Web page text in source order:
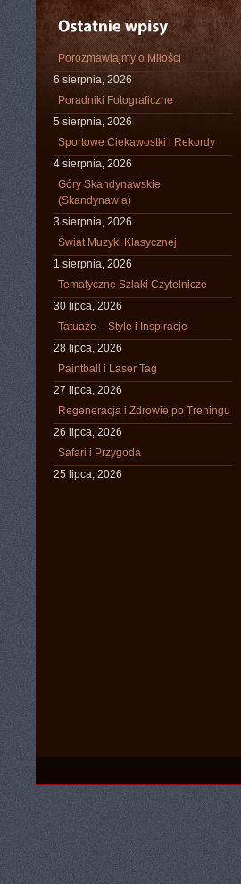
Porozmawiajmy o Miłości
6 sierpnia, 2026
Poradniki Fotograficzne
5 sierpnia, 2026
Sportowe Ciekawostki i Rekordy
4 sierpnia, 2026
Góry Skandynawskie
(Skandynawia)
3 sierpnia, 2026
Świat Muzyki Klasycznej
1 sierpnia, 2026
Tematyczne Szlaki Czytelnicze
30 lipca, 2026
Tatuaże – Style i Inspiracje
28 lipca, 2026
Paintball i Laser Tag
27 lipca, 2026
Regeneracja i Zdrowie po Treningu
26 lipca, 2026
Safari i Przygoda
25 lipca, 2026